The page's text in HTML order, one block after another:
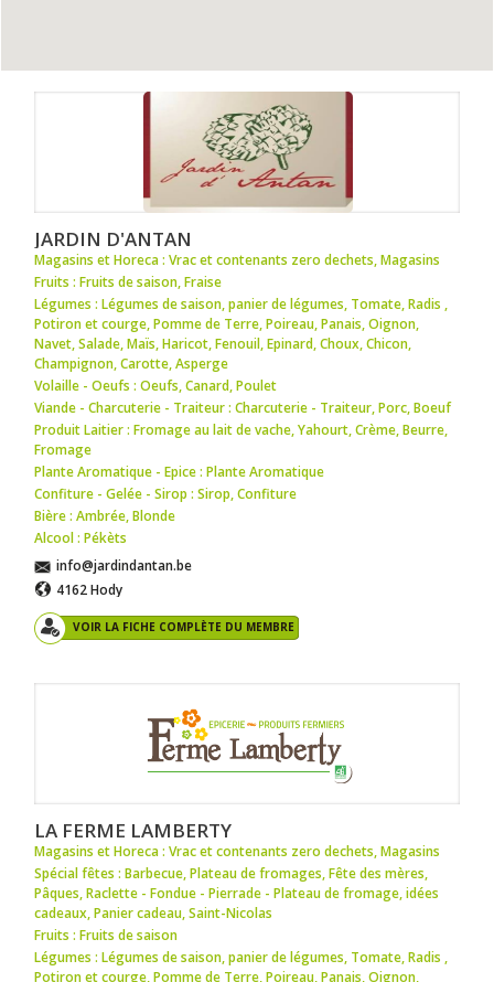
JARDIN D'ANTAN
Magasins et Horeca : Vrac et contenants zero dechets,Magasins
Fruits : Fruits de saison,Fraise
Légumes : Légumes de saison,panier de légumes, Tomate,Radis ,
Potiron et courge,Pomme de Terre,Poireau,Panais,Oignon,
Navet,Salade,Maïs,Haricot,Fenouil,Epinard,Choux,Chicon,
Champignon,Carotte,Asperge
Volaille - Oeufs : Oeufs,Canard,Poulet
Viande - Charcuterie - Traiteur : Charcuterie - Traiteur,Porc,Boeuf
Produit Laitier : Fromage au lait de vache,Yahourt,Crème,Beurre,
Fromage
Plante Aromatique - Epice : Plante Aromatique
Confiture - Gelée - Sirop : Sirop,Confiture
Bière : Ambrée,Blonde
Alcool : Pékèts
info@jardindantan.be
4162 Hody
VOIR LA FICHE COMPLÈTE DU MEMBRE
LA FERME LAMBERTY
Magasins et Horeca : Vrac et contenants zero dechets,Magasins
Spécial fêtes : Barbecue,Plateau de fromages,Fête des mères,
Pâques,Raclette - Fondue - Pierrade - Plateau de fromage,idées
cadeaux,Panier cadeau,Saint-Nicolas
Fruits : Fruits de saison
Légumes : Légumes de saison,panier de légumes, Tomate,Radis ,
Potiron et courge,Pomme de Terre,Poireau,Panais,Oignon,